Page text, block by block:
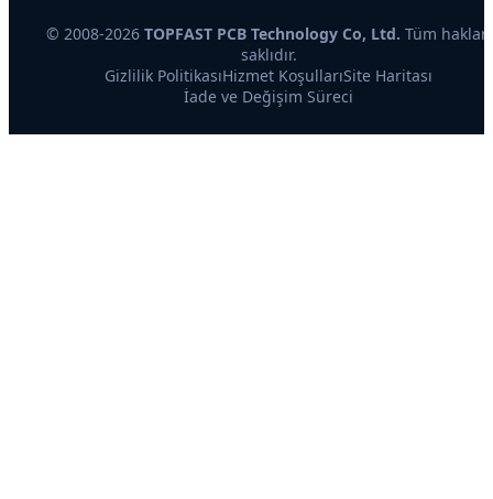
© 2008-2026 TOPFAST PCB Technology Co, Ltd. Tüm hakları
saklıdır.
Gizlilik PolitikasıHizmet KoşullarıSite Haritası
İade ve Değişim Süreci